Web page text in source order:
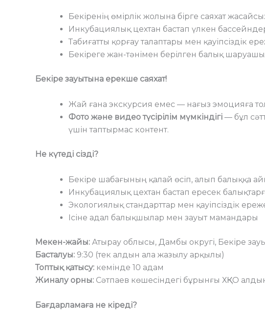
Бекіренің өмірлік жолына бірге саяхат
Инкубациялық цехтан бастап үлкен
Табиғатты қорғау талаптары мен қауіпсіздік
Бекіреге жан-тәнімен берілген балық
Бекіре зауытына ерекше саяхат!
Жай ғана экскурсия емес — нағыз эмоцияға
Фото және видео түсірілім мүмкіндігі — бұл
үшін таптырмас контент.
Не күтеді сізді?
Бекіре шабағының қалай өсіп, алып балыққа
Инкубациялық цехтан бастап ересек
Экологиялық стандарттар мен қауіпсіздік
Ісіне адал балықшылар мен зауыт мамандары
Мекен-жайы: Атырау облысы, Дамбы округі, Бекіре
Басталуы: 9:30 (тек алдын ала жазылу арқылы)
Топтық қатысу: кемінде 10 адам
Жиналу орны: Сәтпаев көшесіндегі бұрынғы ХҚКО
Бағдарламаға не кіреді?